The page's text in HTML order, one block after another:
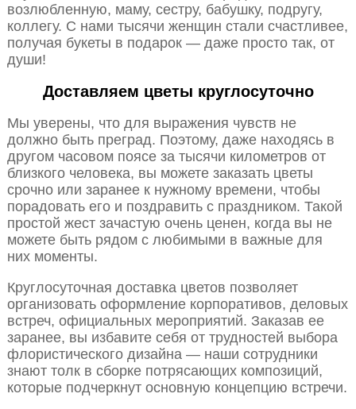
возлюбленную, маму, сестру, бабушку, подругу,
коллегу. С нами тысячи женщин стали счастливее,
получая букеты в подарок — даже просто так, от
души!
Доставляем цветы круглосуточно
Мы уверены, что для выражения чувств не
должно быть преград. Поэтому, даже находясь в
другом часовом поясе за тысячи километров от
близкого человека, вы можете заказать цветы
срочно или заранее к нужному времени, чтобы
порадовать его и поздравить с праздником. Такой
простой жест зачастую очень ценен, когда вы не
можете быть рядом с любимыми в важные для
них моменты.
Круглосуточная доставка цветов позволяет
организовать оформление корпоративов, деловых
встреч, официальных мероприятий. Заказав ее
заранее, вы избавите себя от трудностей выбора
флористического дизайна — наши сотрудники
знают толк в сборке потрясающих композиций,
которые подчеркнут основную концепцию встречи.